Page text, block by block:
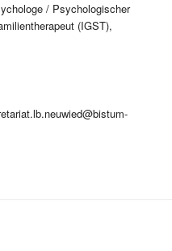
/ Psychologischer
(IGST),